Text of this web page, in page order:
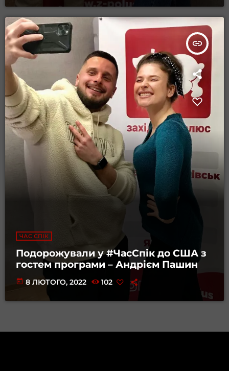
insert_link
ЧАС СПІК
Подорожували у #ЧасСпік до США з
гостем програми – Андрієм Пашин
today 8 ЛЮТОГО, 2022 102